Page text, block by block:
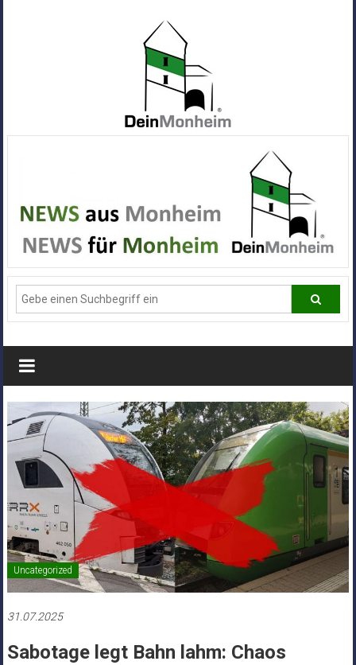
Alle
News
aus
Deiner
Stadt
Monheim
Uncategorized
31.07.2025
Sabotage legt Bahn lahm: Chaos